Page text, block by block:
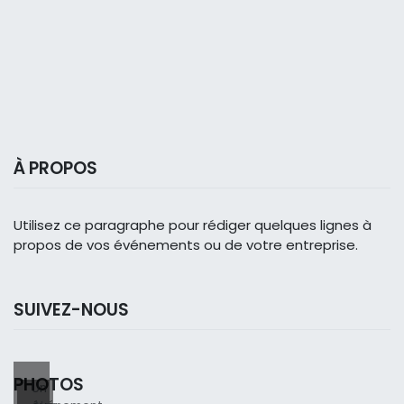
À PROPOS
Utilisez ce paragraphe pour rédiger quelques lignes à
propos de vos événements ou de votre entreprise.
SUIVEZ-NOUS
PHOTOS
Un